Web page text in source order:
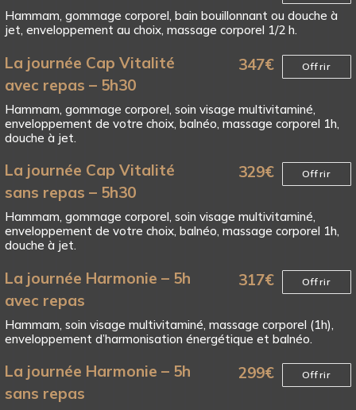
Hammam, gommage corporel, bain bouillonnant ou douche à
jet, enveloppement au choix, massage corporel 1/2 h.
La journée Cap Vitalité
avec repas – 5h30
347€ Offrir
Hammam, gommage corporel, soin visage multivitaminé,
enveloppement de votre choix, balnéo, massage corporel 1h,
douche à jet.
La journée Cap Vitalité
sans repas – 5h30
329€ Offrir
Hammam, gommage corporel, soin visage multivitaminé,
enveloppement de votre choix, balnéo, massage corporel 1h,
douche à jet.
La journée Harmonie – 5h
avec repas
317€ Offrir
Hammam, soin visage multivitaminé, massage corporel (1h),
enveloppement d’harmonisation énergétique et balnéo.
La journée Harmonie – 5h
sans repas
299€ Offrir